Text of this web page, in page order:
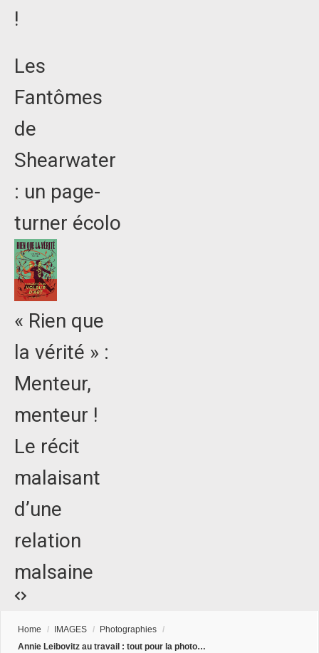
!
Les
Fantômes
de
Shearwater
: un page-
turner écolo
« Rien que
la vérité » :
Menteur,
menteur !
Le récit
malaisant
d’une
relation
malsaine
Home / IMAGES / Photographies /
Annie Leibovitz au travail : tout pour la photo…